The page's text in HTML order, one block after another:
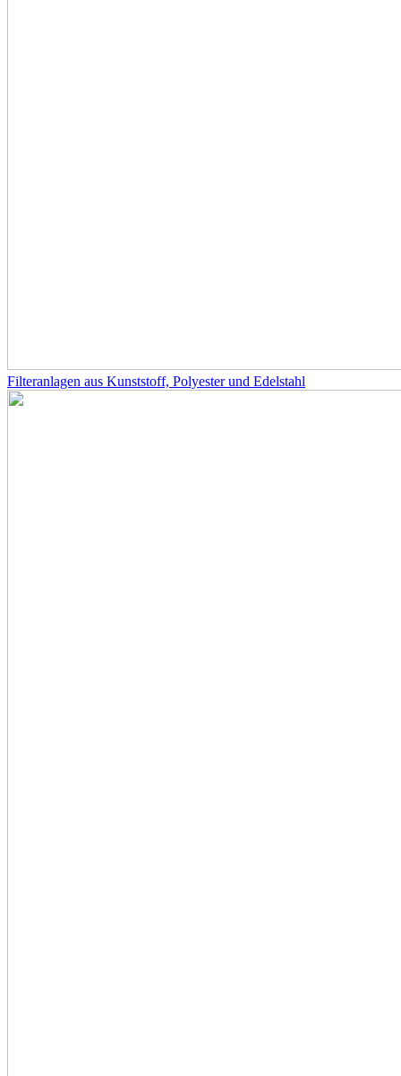
Filteranlagen aus Kunststoff, Polyester und Edelstahl